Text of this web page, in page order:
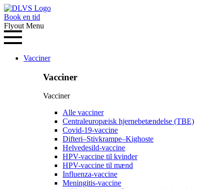
Book en tid
Flyout Menu
Vacciner
Vacciner
Vacciner
Alle vacciner
Centraleuropæisk hjernebetændelse (TBE)
Covid-19-vaccine
Difteri–Stivkrampe–Kighoste
Helvedesild-vaccine
HPV-vaccine til kvinder
HPV-vaccine til mænd
Influenza-vaccine
Meningitis-vaccine